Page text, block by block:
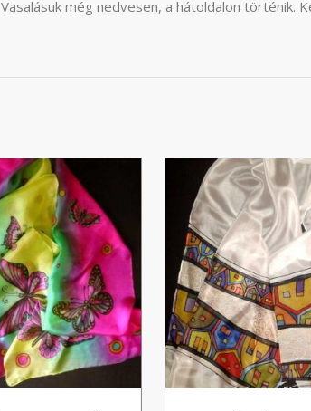
Vasalásuk még nedvesen, a hátoldalon történik.